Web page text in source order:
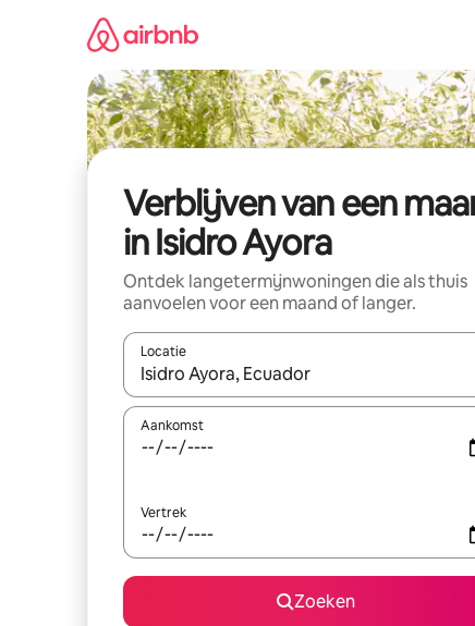
Verblijven van een
in Isidro Ayora
Ontdek langetermijnwoningen die als thuis
aanvoelen voor een maand of langer.
Locatie
Wanneer er resultaten beschikbaar zijn, maak
Aankomst
Vertrek
Zoeken